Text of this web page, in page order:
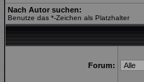
Nach Autor suchen:
Benutze das *-Zeichen als Platzhalter
Forum: